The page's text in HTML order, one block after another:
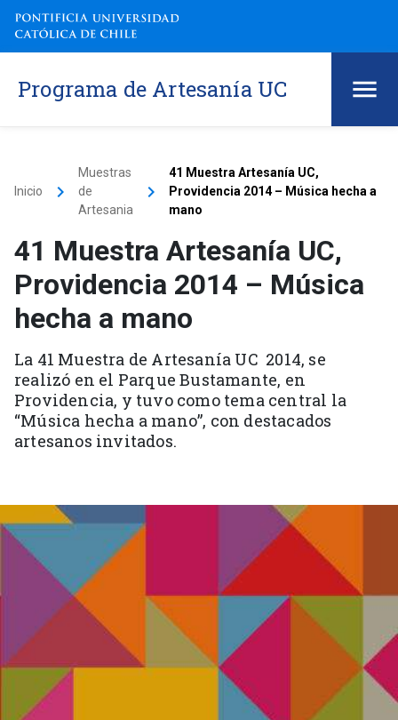
Programa de Artesanía UC
Inicio keyboard_arrow_right
Muestras
de
Artesania
keyboard_arrow_right
41 Muestra Artesanía UC,
Providencia 2014 – Música hecha a
mano
41 Muestra Artesanía UC,
Providencia 2014 – Música
hecha a mano
La 41 Muestra de Artesanía UC 2014, se
realizó en el Parque Bustamante, en
Providencia, y tuvo como tema central la
“Música hecha a mano”, con destacados
artesanos invitados.